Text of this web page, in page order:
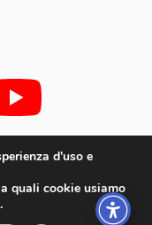
redazione in via Aquileia 64a,
d'uso e
quali cookie usiamo
.